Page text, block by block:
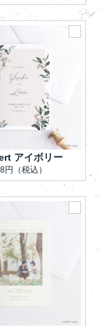
アイボリー
円 （税込）